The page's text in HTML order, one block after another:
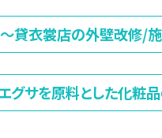
貸衣裳店の外壁改修/
グサを原料とした化粧